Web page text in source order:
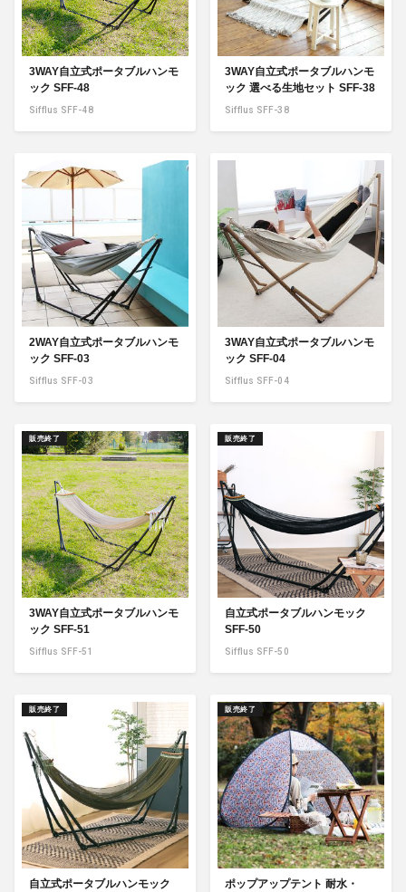
3WAY自立式ポータブルハンモ
ック SFF-48
Sifflus SFF-48
3WAY自立式ポータブルハンモ
ック 選べる生地セット SFF-38
Sifflus SFF-38
2WAY自立式ポータブルハンモ
ック SFF-03
Sifflus SFF-03
3WAY自立式ポータブルハンモ
ック SFF-04
Sifflus SFF-04
3WAY自立式ポータブルハンモ
ック SFF-51
Sifflus SFF-51
販売終了
自立式ポータブルハンモック
SFF-50
Sifflus SFF-50
販売終了
自立式ポータブルハンモック
販売終了
ポップアップテント 耐水・
販売終了